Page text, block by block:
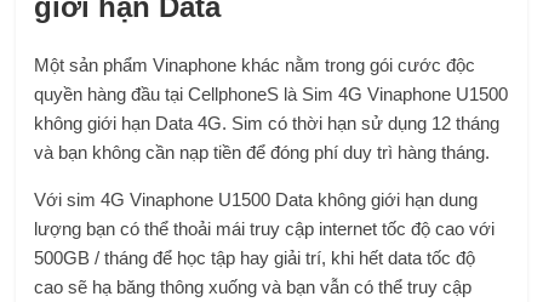
giới hạn Data
Một sản phẩm Vinaphone khác nằm trong gói cước độc
quyền hàng đầu tại CellphoneS là Sim 4G Vinaphone U1500
không giới hạn Data 4G. Sim có thời hạn sử dụng 12 tháng
và bạn không cần nạp tiền để đóng phí duy trì hàng tháng.
Với sim 4G Vinaphone U1500 Data không giới hạn dung
lượng bạn có thể thoải mái truy cập internet tốc độ cao với
500GB / tháng để học tập hay giải trí, khi hết data tốc độ
cao sẽ hạ băng thông xuống và bạn vẫn có thể truy cập